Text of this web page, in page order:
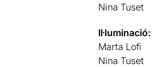
Nina Tuset
Il·luminació:
Marta Lofi
Nina Tuset